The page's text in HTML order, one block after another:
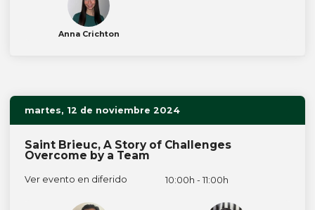
Anna Crichton
martes, 12 de noviembre 2024
Saint Brieuc, A Story of Challenges
Overcome by a Team
Ver evento en diferido 10:00h - 11:00h